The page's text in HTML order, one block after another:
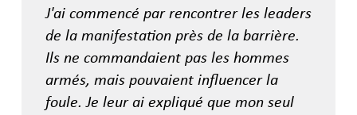
J'ai commencé par rencontrer les leaders
de la manifestation près de la barrière.
Ils ne commandaient pas les hommes
armés, mais pouvaient influencer la
foule. Je leur ai expliqué que mon seul